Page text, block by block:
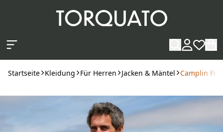
Startseite Kleidung Für Herren Jacken & Mäntel Camplin